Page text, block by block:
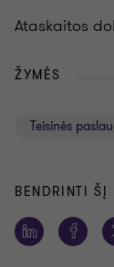
Ataskaitos
ŽYMĖS
Teisinės
BENDRINTI ŠĮ